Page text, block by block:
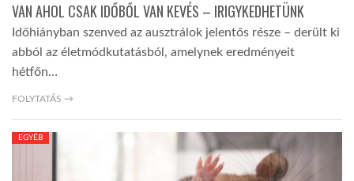
VAN AHOL CSAK IDŐBŐL VAN KEVÉS – IRIGYKEDHETÜNK
Időhiányban szenved az ausztrálok jelentős része – derült ki
abból az életmódkutatásból, amelynek eredményeit
hétfőn…
FOLYTATÁS →
EGYÉB